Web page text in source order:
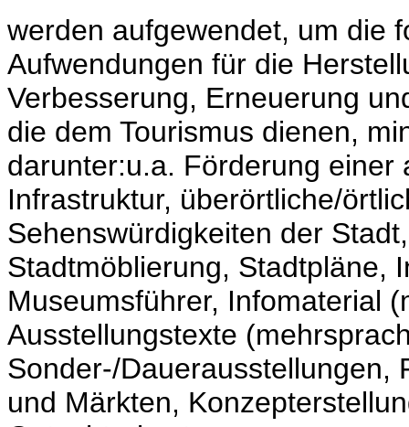
werden aufgewendet, um die
Aufwendungen für die
Verbesserung, Erneuerung
die dem Tourismus dienen,
darunter:u.a. Förderung einer
Infrastruktur, überörtliche/
Sehenswürdigkeiten der
Stadtmöblierung, Stadtpläne,
Museumsführer, Infomaterial
Ausstellungstexte
Sonder-/Dauerausstellungen,
und Märkten,